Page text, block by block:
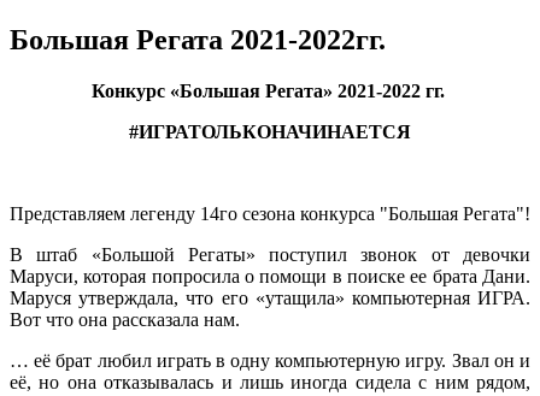
Большая Регата 2021-2022гг.
Конкурс «Большая Регата» 2021-2022 гг.
#ИГРАТОЛЬКОНАЧИНАЕТСЯ
Представляем легенду 14го сезона конкурса "Большая Регата"!
В штаб «Большой Регаты» поступил звонок от девочки
Маруси, которая попросила о помощи в поиске ее брата Дани.
Маруся утверждала, что его «утащила» компьютерная ИГРА.
Вот что она рассказала нам.
… её брат любил играть в одну компьютерную игру. Звал он и
её, но она отказывалась и лишь иногда сидела с ним рядом,